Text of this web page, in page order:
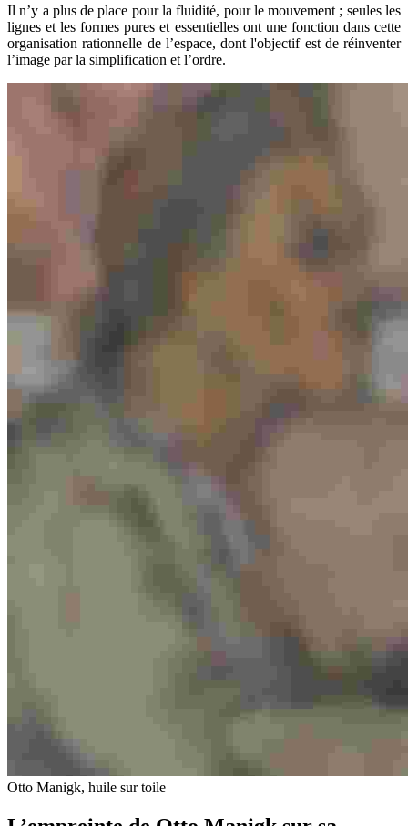
Il n’y a plus de place pour la fluidité, pour le mouvement ; seules les
lignes et les formes pures et essentielles ont une fonction dans cette
organisation rationnelle de l’espace, dont l'objectif est de réinventer
l’image par la simplification et l’ordre.
Otto Manigk, huile sur toile